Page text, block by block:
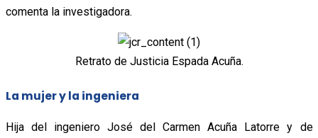
comenta la investigadora.
Retrato de Justicia Espada Acuña.
La mujer y la ingeniera
Hija del ingeniero José del Carmen Acuña Latorre y de